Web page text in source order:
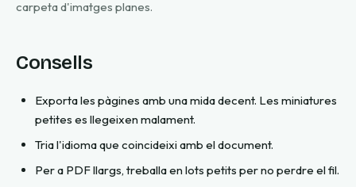
carpeta d'imatges planes.
Consells
Exporta les pàgines amb una mida decent. Les miniatures
petites es llegeixen malament.
Tria l'idioma que coincideixi amb el document.
Per a PDF llargs, treballa en lots petits per no perdre el fil.